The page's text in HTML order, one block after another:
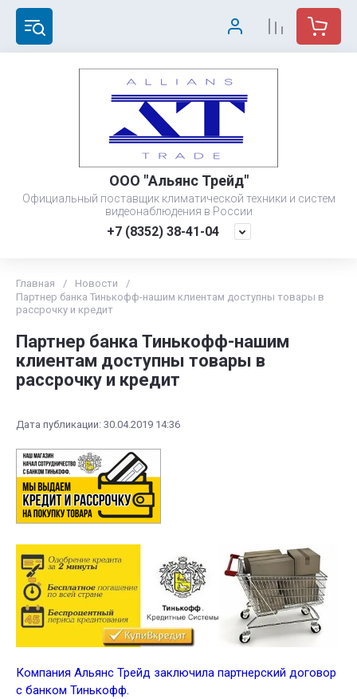
ООО "Альянс Трейд"
Официальный поставщик климатической техники и систем
видеонаблюдения в России
+7 (8352) 38-41-04
Главная / Новости
/
Партнер банка Тинькофф-нашим клиентам доступны товары в
рассрочку и кредит
Партнер банка Тинькофф-нашим
клиентам доступны товары в
рассрочку и кредит
Дата публикации: 30.04.2019 14:36
Компания Альянс Трейд заключила партнерский договор
с банком Тинькофф.